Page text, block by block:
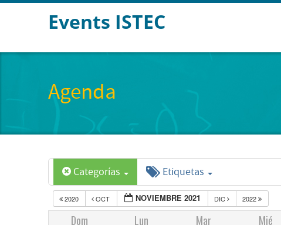
Events ISTEC
Agenda
Categorías Etiquetas
2020 OCT NOVIEMBRE 2021 DIC 2022
Dom Lun Mar Mié